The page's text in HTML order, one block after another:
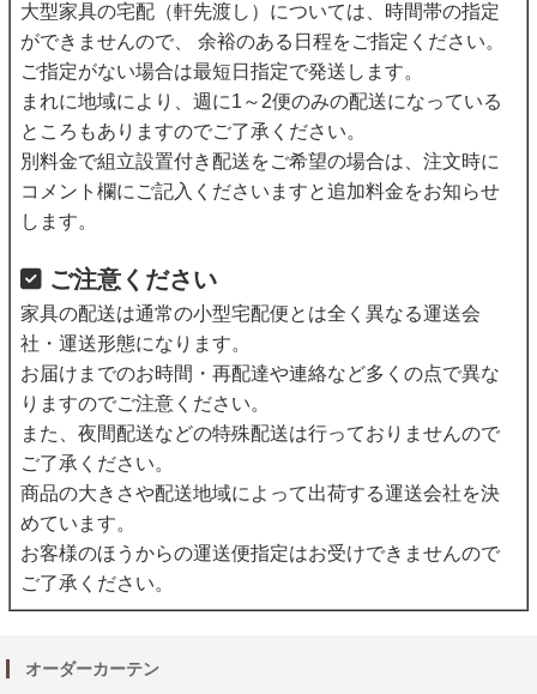
大型家具の宅配（軒先渡し）については、時間帯の指定
ができませんので、 余裕のある日程をご指定ください。
ご指定がない場合は最短日指定で発送します。
まれに地域により、週に1～2便のみの配送になっている
ところもありますのでご了承ください。
別料金で組立設置付き配送をご希望の場合は、注文時に
コメント欄にご記入くださいますと追加料金をお知らせ
します。
ご注意ください
家具の配送は通常の小型宅配便とは全く異なる運送会
社・運送形態になります。
お届けまでのお時間・再配達や連絡など多くの点で異な
りますのでご注意ください。
また、夜間配送などの特殊配送は行っておりませんので
ご了承ください。
商品の大きさや配送地域によって出荷する運送会社を決
めています。
お客様のほうからの運送便指定はお受けできませんので
ご了承ください。
オーダーカーテン